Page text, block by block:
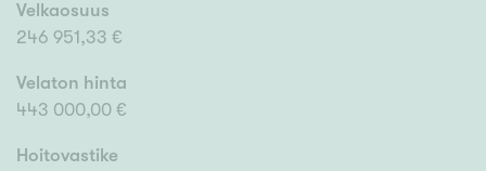
Velkaosuus
246 951,33 €
Velaton hinta
443 000,00 €
Hoitovastike